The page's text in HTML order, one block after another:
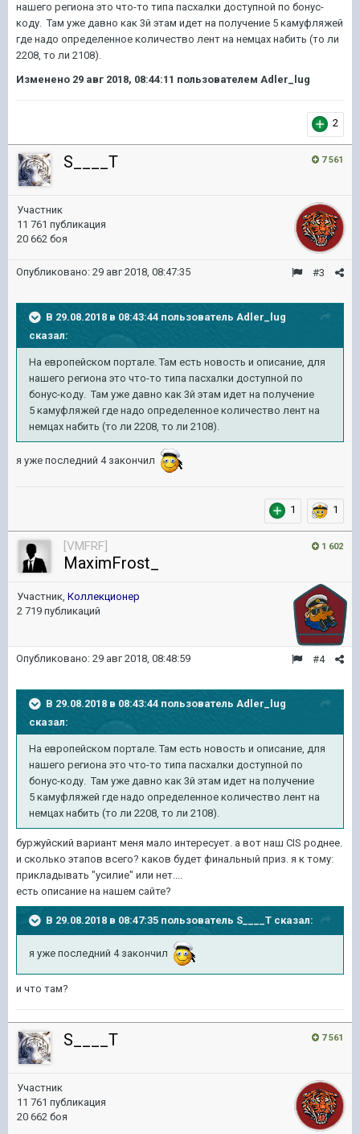
нашего региона это что-то типа пасхалки доступной по бонус-
коду. Там уже давно как 3й этам идет на получение 5 камуфляжей
где надо определенное количество лент на немцах набить (то ли
2208, то ли 2108).
Изменено 29 авг 2018, 08:44:11 пользователем Adler_lug
2
7 561
S____T
Участник
11 761 публикация
20 662 боя
#3
Опубликовано: 29 авг 2018, 08:47:35
В 29.08.2018 в 08:43:44 пользователь Adler_lug
сказал:
На европейском портале. Там есть новость и описание, для
нашего региона это что-то типа пасхалки доступной по
бонус-коду. Там уже давно как 3й этам идет на получение
5 камуфляжей где надо определенное количество лент на
немцах набить (то ли 2208, то ли 2108).
я уже последний 4 закончил
1 1
1 602
[VMFRF]
MaximFrost_
Участник, Коллекционер
2 719 публикаций
#4
Опубликовано: 29 авг 2018, 08:48:59
В 29.08.2018 в 08:43:44 пользователь Adler_lug
сказал:
На европейском портале. Там есть новость и описание, для
нашего региона это что-то типа пасхалки доступной по
бонус-коду. Там уже давно как 3й этам идет на получение
5 камуфляжей где надо определенное количество лент на
немцах набить (то ли 2208, то ли 2108).
буржуйский вариант меня мало интересует. а вот наш CIS роднее.
и сколько этапов всего? каков будет финальный приз. я к тому:
прикладывать "усилие" или нет....
есть описание на нашем сайте?
В 29.08.2018 в 08:47:35 пользователь S____T сказал:
я уже последний 4 закончил
и что там?
7 561
S____T
Участник
11 761 публикация
20 662 боя